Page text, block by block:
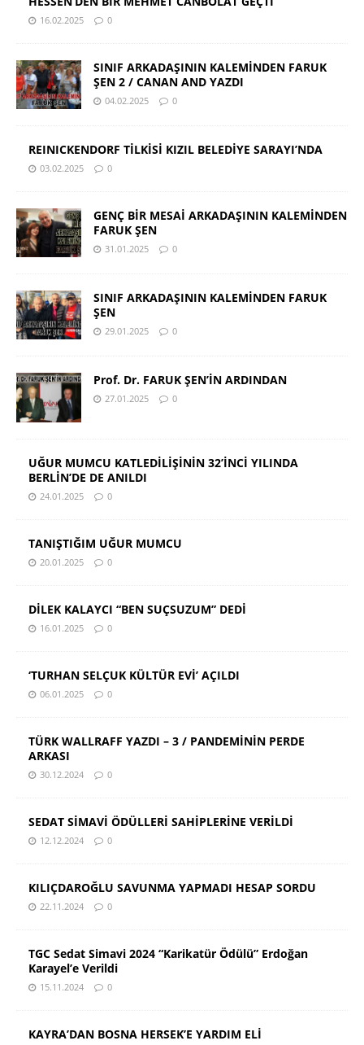
16.02.2025 0
SINIF ARKADAŞININ KALEMİNDEN FARUK
ŞEN 2 / CANAN AND YAZDI
04.02.2025 0
REINICKENDORF TİLKİSİ KIZIL BELEDİYE SARAYI’NDA
03.02.2025 0
GENÇ BİR MESAİ ARKADAŞININ KALEMİNDEN
FARUK ŞEN
31.01.2025 0
SINIF ARKADAŞININ KALEMİNDEN FARUK
ŞEN
29.01.2025 0
Prof. Dr. FARUK ŞEN’İN ARDINDAN
27.01.2025 0
UĞUR MUMCU KATLEDİLİŞİNİN 32’İNCİ YILINDA
BERLİN’DE DE ANILDI
24.01.2025 0
TANIŞTIĞIM UĞUR MUMCU
20.01.2025 0
DİLEK KALAYCI “BEN SUÇSUZUM” DEDİ
16.01.2025 0
‘TURHAN SELÇUK KÜLTÜR EVİ’ AÇILDI
06.01.2025 0
TÜRK WALLRAFF YAZDI – 3 / PANDEMİNİN PERDE
ARKASI
30.12.2024 0
SEDAT SİMAVİ ÖDÜLLERİ SAHİPLERİNE VERİLDİ
12.12.2024 0
KILIÇDAROĞLU SAVUNMA YAPMADI HESAP SORDU
22.11.2024 0
TGC Sedat Simavi 2024 “Karikatür Ödülü” Erdoğan
Karayel’e Verildi
15.11.2024 0
KAYRA’DAN BOSNA HERSEK’E YARDIM ELİ